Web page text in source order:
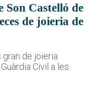
Son Castelló de
de joieria de
de joieria
Civil a les